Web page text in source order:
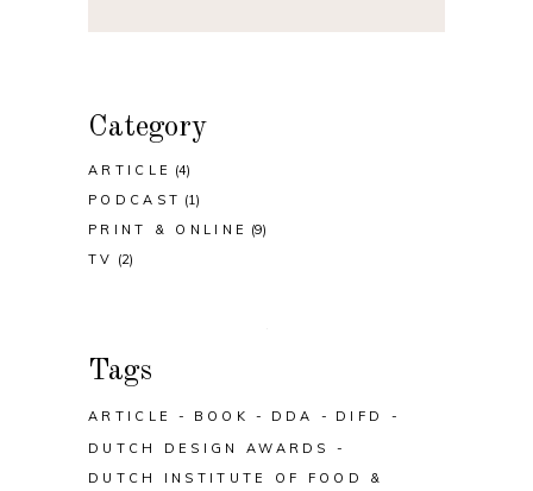
Category
ARTICLE (4)
PODCAST (1)
PRINT & ONLINE (9)
TV (2)
Tags
ARTICLE BOOK DDA
DIFD
DUTCH DESIGN AWARDS
DUTCH INSTITUTE OF FOOD &